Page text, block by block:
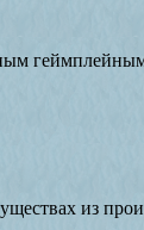
из